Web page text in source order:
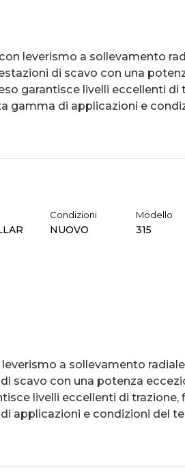
leverismo a sollevamento
di scavo con una
garantisce livelli eccellenti di
gamma di applicazioni e
Condizioni
NUOVO
Modello
315
a sollevamento
scavo con una potenza
livelli eccellenti di
applicazioni e condizioni del